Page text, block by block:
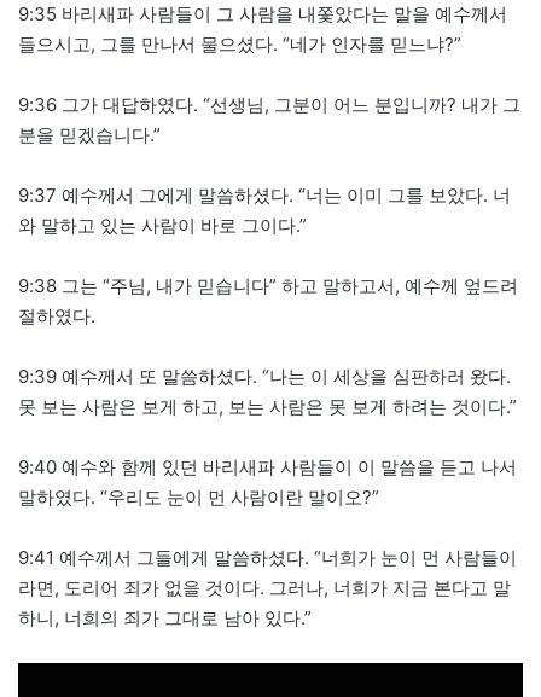
9:35 바리새파 사람들이 그 사람을 내쫓았다는 말을 예수께서
들으시고, 그를 만나서 물으셨다. “네가 인자를 믿느냐?”
9:36 그가 대답하였다. “선생님, 그분이 어느 분입니까? 내가 그
분을 믿겠습니다.”
9:37 예수께서 그에게 말씀하셨다. “너는 이미 그를 보았다. 너
와 말하고 있는 사람이 바로 그이다.”
9:38 그는 “주님, 내가 믿습니다” 하고 말하고서, 예수께 엎드려
절하였다.
9:39 예수께서 또 말씀하셨다. “나는 이 세상을 심판하러 왔다.
못 보는 사람은 보게 하고, 보는 사람은 못 보게 하려는 것이다.”
9:40 예수와 함께 있던 바리새파 사람들이 이 말씀을 듣고 나서
말하였다. “우리도 눈이 먼 사람이란 말이오?”
9:41 예수께서 그들에게 말씀하셨다. “너희가 눈이 먼 사람들이
라면, 도리어 죄가 없을 것이다. 그러나, 너희가 지금 본다고 말
하니, 너희의 죄가 그대로 남아 있다.”